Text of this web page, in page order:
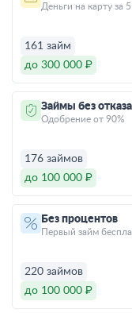
Деньги на карту за
161 займ
до 300 000 ₽
Займы без отказа
Одобрение от 90%
176 займов
до 100 000 ₽
Без процентов
Первый займ
220 займов
до 100 000 ₽